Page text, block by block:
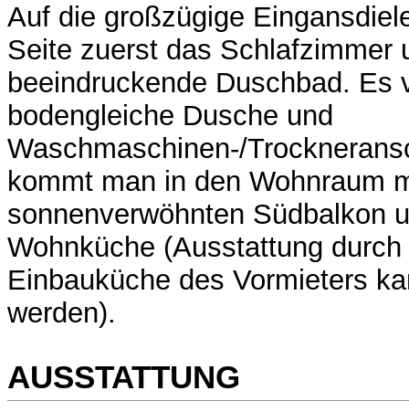
Auf die großzügige
Seite zuerst das Schlafzimmer
beeindruckende Duschbad. Es
bodengleiche Dusche und
Waschmaschinen-/
kommt man in den Wohnraum
sonnenverwöhnten Südbalkon
Wohnküche (Ausstattung durch
Einbauküche des Vormieters
werden).
AUSSTATTUNG